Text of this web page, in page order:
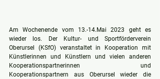
Am Wochenende vom 13.-14.Mai 2023 geht es
wieder los. Der Kultur- und Sportförderverein
Oberursel (KSfO) veranstaltet in Kooperation mit
Künstlerinnen und Künstlern und vielen anderen
Kooperationspartnerinnen und
Kooperationspartnern aus Oberursel wieder die